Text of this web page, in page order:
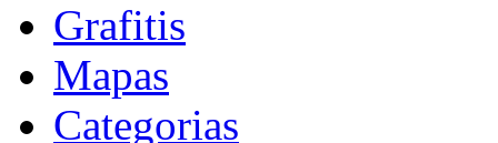
Grafitis
Mapas
Categorias